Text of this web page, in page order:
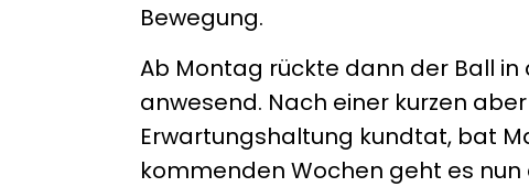
Bewegung.
Ab Montag rückte dann der Ball
anwesend. Nach einer kurzen
Erwartungshaltung kundtat, bat
kommenden Wochen geht es